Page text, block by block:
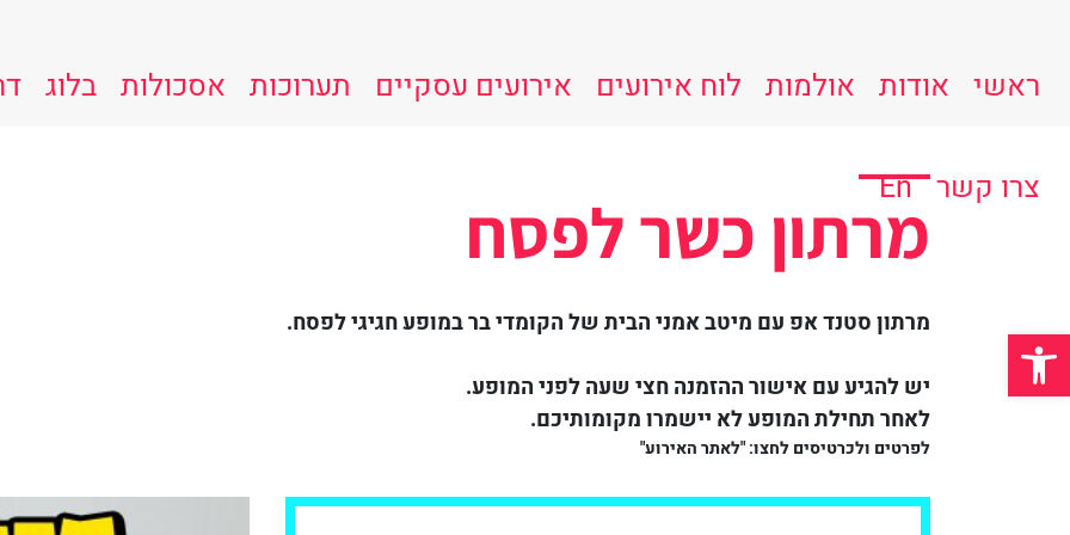
פתח סרגל נגישות
ראשי אודות אולמות לוח אירועים אירועים עסקיים תערוכות אסכולות בלוג
צרו קשר En
מרתון כשר לפסח
מרתון סטנד אפ עם מיטב אמני הבית של הקומדי ברבמופע חגיגי לפסח.
יש להגיע עם אישור ההזמנה חצי שעה לפני המופע.
לאחר תחילת המופע לא יישמרו מקומותיכם.
לפרטים ולכרטיסים לחצו: "לאתר האירוע"